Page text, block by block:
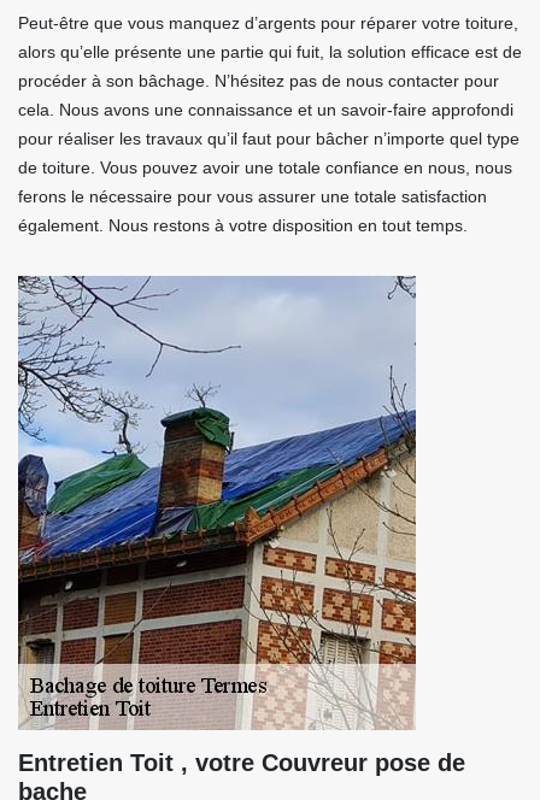
Peut-être que vous manquez d’argents pour réparer votre toiture,
alors qu’elle présente une partie qui fuit, la solution efficace est de
procéder à son bâchage. N’hésitez pas de nous contacter pour
cela. Nous avons une connaissance et un savoir-faire approfondi
pour réaliser les travaux qu’il faut pour bâcher n’importe quel type
de toiture. Vous pouvez avoir une totale confiance en nous, nous
ferons le nécessaire pour vous assurer une totale satisfaction
également. Nous restons à votre disposition en tout temps.
Entretien Toit , votre Couvreur pose de
bache